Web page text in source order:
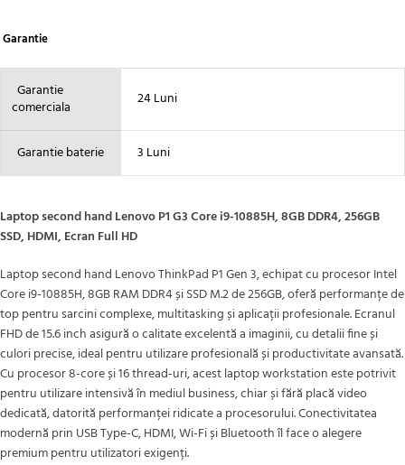
Garantie
Garantie
comerciala
24 Luni
Garantie baterie 3 Luni
Laptop second hand Lenovo P1 G3 Core i9-10885H, 8GB DDR4, 256GB
SSD, HDMI, Ecran Full HD
Laptop second hand Lenovo ThinkPad P1 Gen 3, echipat cu procesor Intel
Core i9-10885H, 8GB RAM DDR4 și SSD M.2 de 256GB, oferă performanțe de
top pentru sarcini complexe, multitasking și aplicații profesionale. Ecranul
FHD de 15.6 inch asigură o calitate excelentă a imaginii, cu detalii fine și
culori precise, ideal pentru utilizare profesională și productivitate avansată.
Cu procesor 8-core și 16 thread-uri, acest laptop workstation este potrivit
pentru utilizare intensivă în mediul business, chiar și fără placă video
dedicată, datorită performanței ridicate a procesorului. Conectivitatea
modernă prin USB Type-C, HDMI, Wi-Fi și Bluetooth îl face o alegere
premium pentru utilizatori exigenți.